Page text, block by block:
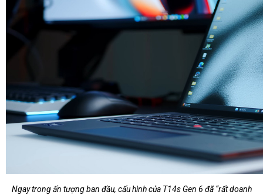
Ngay trong ấn tượng ban đầu, cấu hình của T14s Gen 6 đã “rất doanh